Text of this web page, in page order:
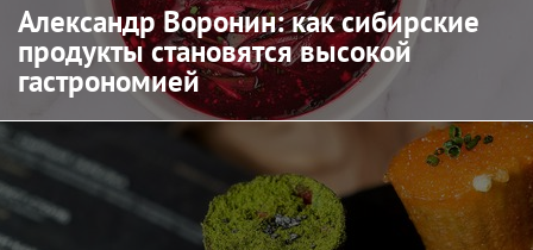
Александр Воронин: как сибирские
продукты становятся высокой
гастрономией